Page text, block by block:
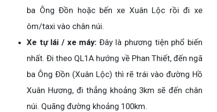
ba Ông Đồn hoặc bến xe Xuân Lộc rồi đi xe
ôm/taxi vào chân núi.
Xe tự lái / xe máy: Đây là phương tiện phổ biến
nhất. Đi theo QL1A hướng về Phan Thiết, đến ngã
ba Ông Đồn (Xuân Lộc) thì rẽ trái vào đường Hồ
Xuân Hương, đi thẳng khoảng 3km sẽ đến chân
núi. Quãng đường khoảng 100km.